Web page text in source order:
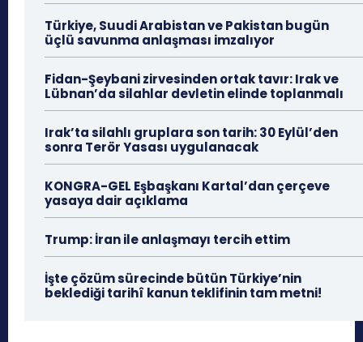
Türkiye, Suudi Arabistan ve Pakistan bugün
üçlü savunma anlaşması imzalıyor
Fidan-Şeybani zirvesinden ortak tavır: Irak ve
Lübnan’da silahlar devletin elinde toplanmalı
Irak’ta silahlı gruplara son tarih: 30 Eylül’den
sonra Terör Yasası uygulanacak
KONGRA-GEL Eşbaşkanı Kartal’dan çerçeve
yasaya dair açıklama
Trump: İran ile anlaşmayı tercih ettim
İşte çözüm sürecinde bütün Türkiye’nin
beklediği tarihî kanun teklifinin tam metni!